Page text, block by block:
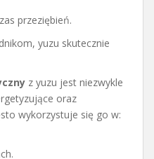
przeziębień.
yuzu skutecznie
z yuzu jest niezwykle
oraz
wykorzystuje się go w: